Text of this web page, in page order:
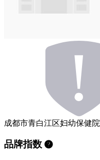
成都市青白江区妇幼保健院
品牌指数